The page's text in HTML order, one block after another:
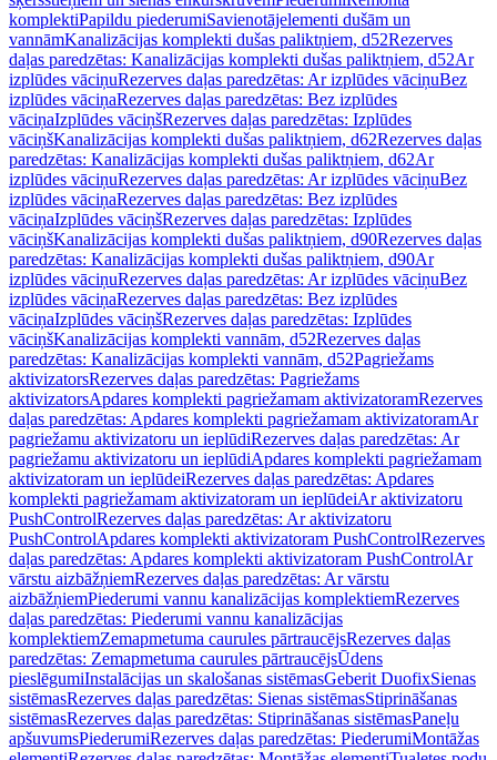
komplektiPapildu piederumiSavienotājelementi dušām un
vannāmKanalizācijas komplekti dušas paliktņiem, d52Rezerves
daļas paredzētas: Kanalizācijas komplekti dušas paliktņiem, d52Ar
izplūdes vāciņuRezerves daļas paredzētas: Ar izplūdes vāciņuBez
izplūdes vāciņaRezerves daļas paredzētas: Bez izplūdes
vāciņaIzplūdes vāciņšRezerves daļas paredzētas: Izplūdes
vāciņšKanalizācijas komplekti dušas paliktņiem, d62Rezerves daļas
paredzētas: Kanalizācijas komplekti dušas paliktņiem, d62Ar
izplūdes vāciņuRezerves daļas paredzētas: Ar izplūdes vāciņuBez
izplūdes vāciņaRezerves daļas paredzētas: Bez izplūdes
vāciņaIzplūdes vāciņšRezerves daļas paredzētas: Izplūdes
vāciņšKanalizācijas komplekti dušas paliktņiem, d90Rezerves daļas
paredzētas: Kanalizācijas komplekti dušas paliktņiem, d90Ar
izplūdes vāciņuRezerves daļas paredzētas: Ar izplūdes vāciņuBez
izplūdes vāciņaRezerves daļas paredzētas: Bez izplūdes
vāciņaIzplūdes vāciņšRezerves daļas paredzētas: Izplūdes
vāciņšKanalizācijas komplekti vannām, d52Rezerves daļas
paredzētas: Kanalizācijas komplekti vannām, d52Pagriežams
aktivizatorsRezerves daļas paredzētas: Pagriežams
aktivizatorsApdares komplekti pagriežamam aktivizatoramRezerves
daļas paredzētas: Apdares komplekti pagriežamam aktivizatoramAr
pagriežamu aktivizatoru un ieplūdiRezerves daļas paredzētas: Ar
pagriežamu aktivizatoru un ieplūdiApdares komplekti pagriežamam
aktivizatoram un ieplūdeiRezerves daļas paredzētas: Apdares
komplekti pagriežamam aktivizatoram un ieplūdeiAr aktivizatoru
PushControlRezerves daļas paredzētas: Ar aktivizatoru
PushControlApdares komplekti aktivizatoram PushControlRezerves
daļas paredzētas: Apdares komplekti aktivizatoram PushControlAr
vārstu aizbāžņiemRezerves daļas paredzētas: Ar vārstu
aizbāžņiemPiederumi vannu kanalizācijas komplektiemRezerves
daļas paredzētas: Piederumi vannu kanalizācijas
komplektiemZemapmetuma caurules pārtraucējsRezerves daļas
paredzētas: Zemapmetuma caurules pārtraucējsŪdens
pieslēgumiInstalācijas un skalošanas sistēmasGeberit DuofixSienas
sistēmasRezerves daļas paredzētas: Sienas sistēmasStiprināšanas
sistēmasRezerves daļas paredzētas: Stiprināšanas sistēmasPaneļu
apšuvumsPiederumiRezerves daļas paredzētas: PiederumiMontāžas